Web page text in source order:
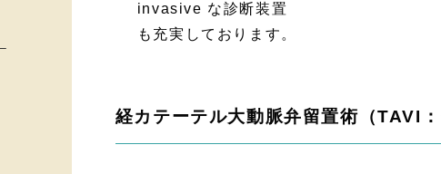
invasive な診断装置
も充実しております。
経カテーテル大動脈弁留置術（TAVI：